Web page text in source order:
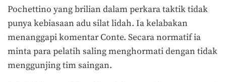
Pochettino yang brilian dalam perkara taktik tidak
punya kebiasaan adu silat lidah. Ia kelabakan
menanggapi komentar Conte. Secara normatif ia
minta para pelatih saling menghormati dengan tidak
menggunjing tim saingan.